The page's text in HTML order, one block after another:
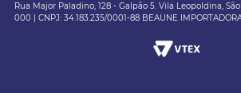
Rua Major Paladino, 128 - Galpão 5. Vila Leopoldina,
000 | CNPJ: 34.183.235/0001-88 BEAUNE